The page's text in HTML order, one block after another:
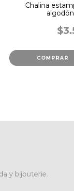
Chalina
y bijouterie.